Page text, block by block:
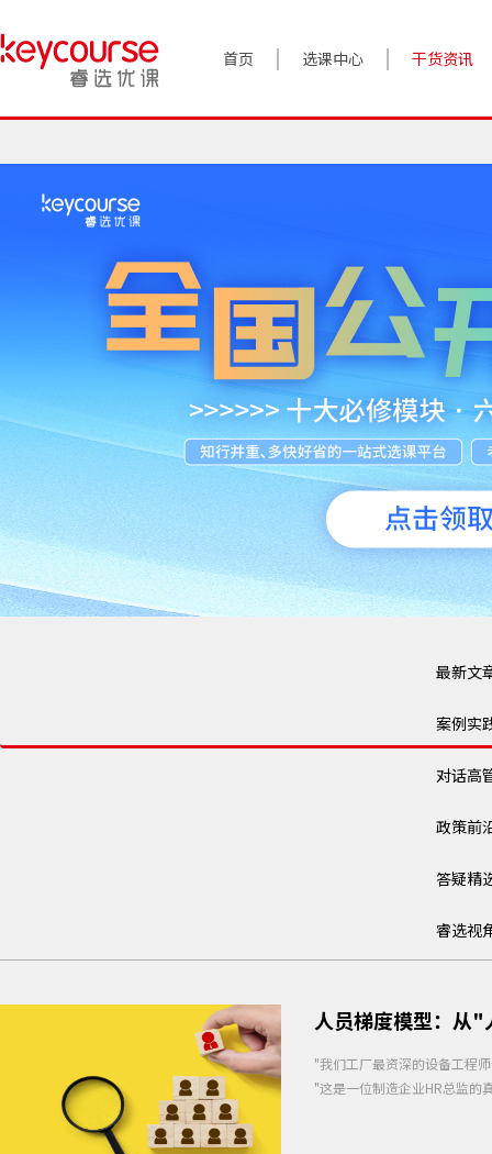
首页 选课中心 干货资讯
睿选视角
最新文
案例实
对话高
政策前
答疑精
睿选视
人员梯度模型：从
"我们工厂最资深的设备工程
"这是一位制造企业HR总监的